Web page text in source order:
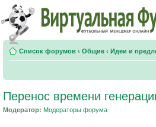
Список форумов ‹ Общие ‹ Идеи и
Перенос времени
Модератор: Модераторы форума